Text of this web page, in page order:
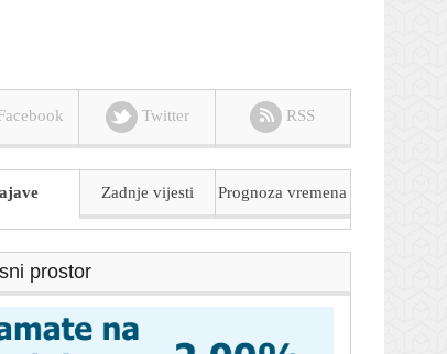
Twitter RSS
Zadnje vijesti Prognoza vremena
prostor